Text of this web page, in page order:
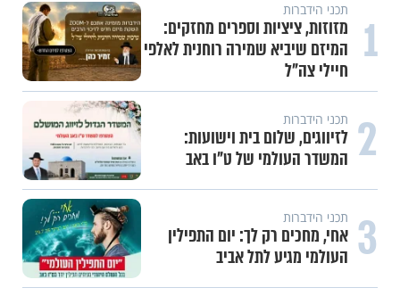
1 תכני הידברות
מזוזות, ציציות וספרים מחזקים:
המיזם שיביא שמירה רוחנית לאלפי
חיילי צה"ל
2 תכני הידברות
לזיווגים, שלום בית וישועות:
המשדר העולמי של ט"ו באב
3 תכני הידברות
אחי, מחכים רק לך: יום התפילין
העולמי מגיע לתל אביב